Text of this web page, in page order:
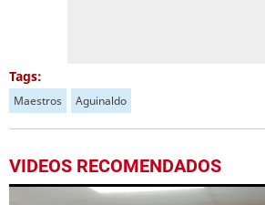
Tags:
Maestros Aguinaldo
VIDEOS RECOMENDADOS